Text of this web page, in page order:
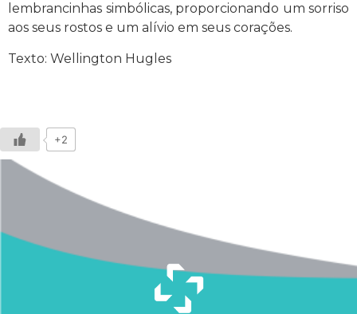
lembrancinhas simbólicas, proporcionando um sorriso
aos seus rostos e um alívio em seus corações.
Texto: Wellington Hugles
+2